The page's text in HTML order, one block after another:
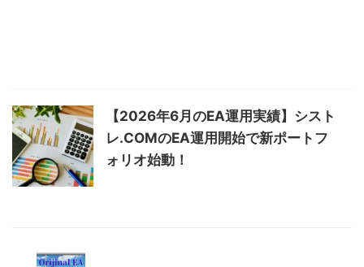
【2026年6月のEA運用実績】シスト
レ.COMのEA運用開始で新ポートフ
ォリオ始動！